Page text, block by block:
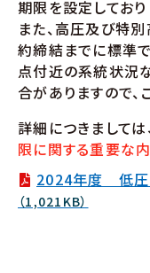
期限を設定しており
また、高圧及び特
約締結までに標準
点付近の系統状況
合がありますので、
詳細につきましては
限に関する重要な内
2024年度 低圧
（1,021KB）